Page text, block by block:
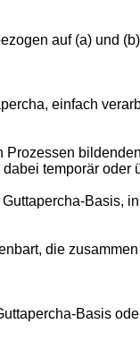
auf (a) und
einfach
temporär
die
Basis